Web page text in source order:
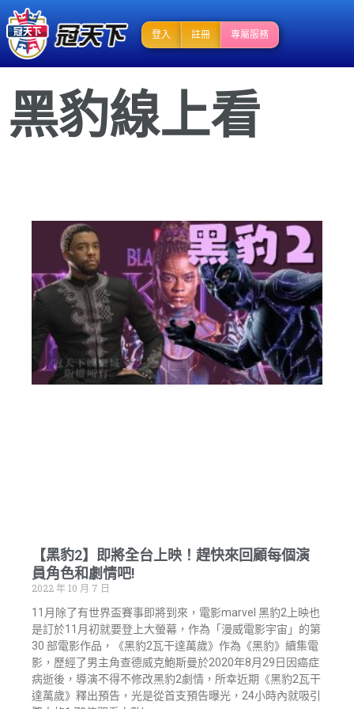
登入 註冊 專屬服務
黑豹線上看
【黑豹2】即將全台上映！趕快來回顧每個演
員角色和劇情吧!
2022 年 10 月 7 日
11月除了有世界盃賽事即將到來，電影marvel 黑豹2上映也
是訂於11月初就要登上大螢幕，作為「漫威電影宇宙」的第
30 部電影作品，《黑豹2瓦干達萬歲》作為《黑豹》續集電
影，歷經了男主角查德威克鮑斯曼於2020年8月29日因癌症
病逝後，導演不得不修改黑豹2劇情，所幸近期《黑豹2瓦干
達萬歲》釋出預告，光是從首支預告曝光，24小時內就吸引